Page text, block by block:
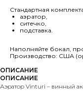
Стандартная
аэратор,
ситечко,
подставка.
Наполняйте бокал,
Производство: США
ОПИСАНИЕ
ОПИСАНИЕ
Аэратор Vinturi – винный